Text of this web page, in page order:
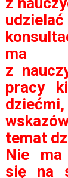
ma
z
pracy
temat
Nie ma
się na